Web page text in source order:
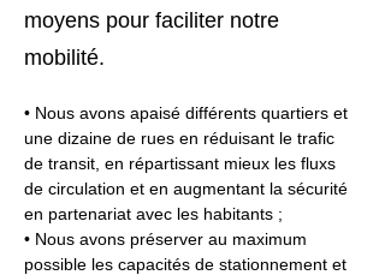
moyens pour faciliter notre
mobilité.
• Nous avons apaisé différents quartiers et
une dizaine de rues en réduisant le trafic
de transit, en répartissant mieux les fluxs
de circulation et en augmentant la sécurité
en partenariat avec les habitants ;
• Nous avons préserver au maximum
possible les capacités de stationnement et